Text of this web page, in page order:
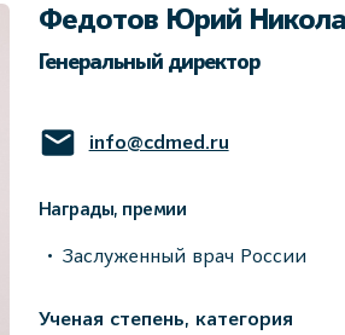
Федотов Юрий
Генеральный директор
info@cdmed.ru
Награды, премии
Заслуженный врач России
Ученая степень, категория